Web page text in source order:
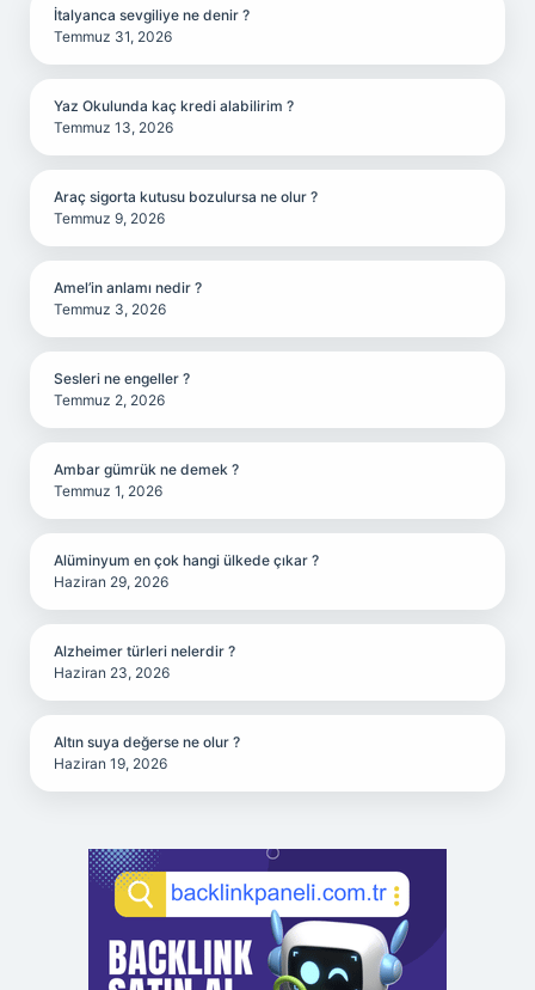
İtalyanca sevgiliye ne denir ?
Temmuz 31, 2026
Yaz Okulunda kaç kredi alabilirim ?
Temmuz 13, 2026
Araç sigorta kutusu bozulursa ne olur ?
Temmuz 9, 2026
Amel’in anlamı nedir ?
Temmuz 3, 2026
Sesleri ne engeller ?
Temmuz 2, 2026
Ambar gümrük ne demek ?
Temmuz 1, 2026
Alüminyum en çok hangi ülkede çıkar ?
Haziran 29, 2026
Alzheimer türleri nelerdir ?
Haziran 23, 2026
Altın suya değerse ne olur ?
Haziran 19, 2026